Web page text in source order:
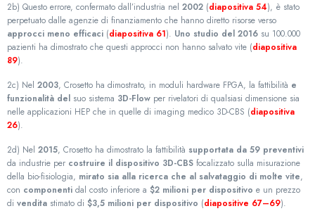
2b) Questo errore, confermato dall’industria nel 2002 (diapositiva 54), è stato
perpetuato dalle agenzie di finanziamento che hanno diretto risorse verso
approcci meno efficaci (diapositiva 61). Uno studio del 2016 su 100.000
pazienti ha dimostrato che questi approcci non hanno salvato vite (diapositiva
89).
2c) Nel 2003, Crosetto ha dimostrato, in moduli hardware FPGA, la fattibilità e
funzionalità del suo sistema 3D-Flow per rivelatori di qualsiasi dimensione sia
nelle applicazioni HEP che in quelle di imaging medico 3D-CBS (diapositiva
26).
2d) Nel 2015, Crosetto ha dimostrato la fattibilità supportata da 59 preventivi
da industrie per costruire il dispositivo 3D-CBS focalizzato sulla misurazione
della bio-fisiologia, mirato sia alla ricerca che al salvataggio di molte vite,
con componenti dal costo inferiore a $2 milioni per dispositivo e un prezzo
di vendita stimato di $3,5 milioni per dispositivo (diapositive 67–69).